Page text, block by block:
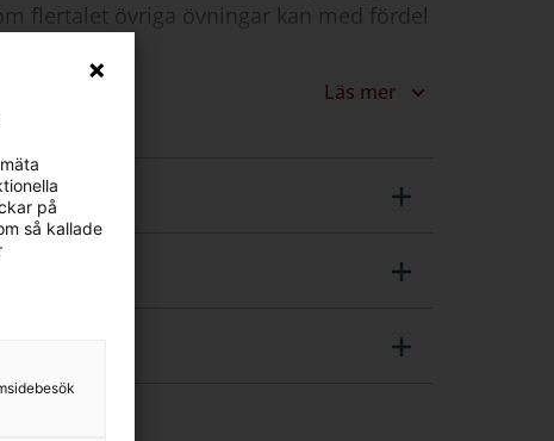
flertalet övriga övningar kan med fördel
Läs mer
på
så kallade